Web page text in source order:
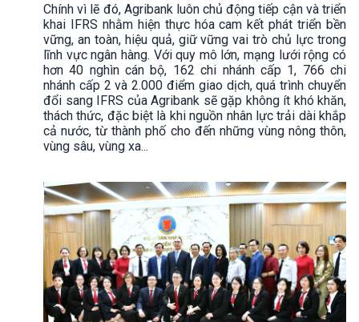
Chính vì lẽ đó, Agribank luôn chủ động tiếp cận và triển
khai IFRS nhằm hiện thực hóa cam kết phát triển bền
vững, an toàn, hiệu quả, giữ vững vai trò chủ lực trong
lĩnh vực ngân hàng. Với quy mô lớn, mạng lưới rộng có
hơn 40 nghìn cán bộ, 162 chi nhánh cấp 1, 766 chi
nhánh cấp 2 và 2.000 điểm giao dịch, quá trình chuyển
đổi sang IFRS của Agribank sẽ gặp không ít khó khăn,
thách thức, đặc biệt là khi nguồn nhân lực trải dài khắp
cả nước, từ thành phố cho đến những vùng nông thôn,
vùng sâu, vùng xa...